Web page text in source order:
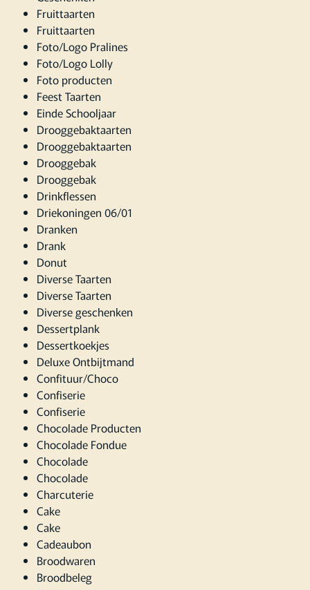
Fruittaarten
Fruittaarten
Foto/Logo Pralines
Foto/Logo Lolly
Foto producten
Feest Taarten
Einde Schooljaar
Drooggebaktaarten
Drooggebaktaarten
Drooggebak
Drooggebak
Drinkflessen
Driekoningen 06/01
Dranken
Drank
Donut
Diverse Taarten
Diverse Taarten
Diverse geschenken
Dessertplank
Dessertkoekjes
Deluxe Ontbijtmand
Confituur/Choco
Confiserie
Confiserie
Chocolade Producten
Chocolade Fondue
Chocolade
Chocolade
Charcuterie
Cake
Cake
Cadeaubon
Broodwaren
Broodbeleg